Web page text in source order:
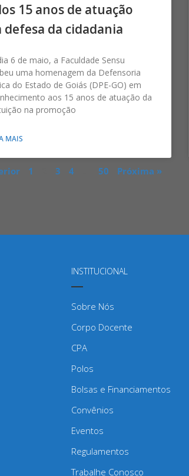
15 anos de atuação
defesa da cidadania
6 de maio, a Faculdade Sensu
uma homenagem da Defensoria
do Estado de Goiás (DPE-GO) em
aos 15 anos de atuação da
na promoção
MAIS
1 3 4 50 Próxima »
INSTITUCIONAL
Sobre Nós
Corpo Docente
CPA
Polos
Bolsas e Financiamentos
Convênios
Eventos
Regulamentos
Trabalhe Conosco